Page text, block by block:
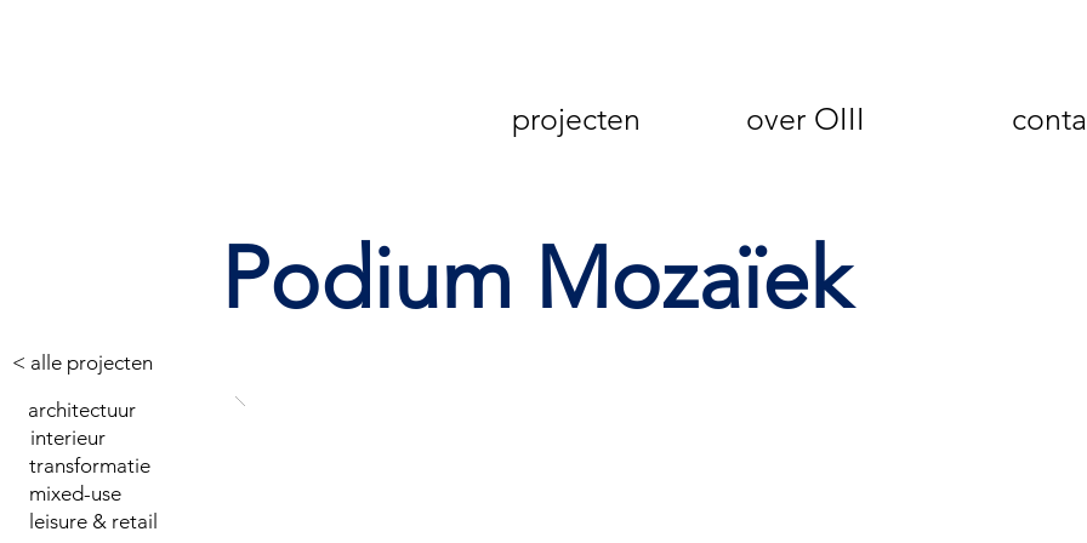
projecten over OIII
Podium Mozaïek
< alle projecten
architectuur
interieur
transformatie
mixed-use
leisure & retail